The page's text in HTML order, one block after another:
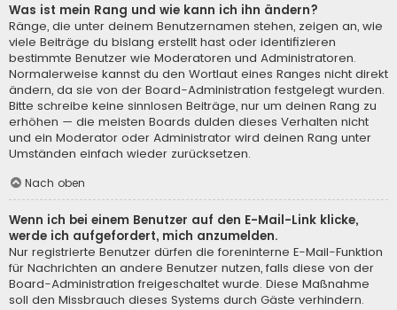
Was ist mein Rang und wie kann ich ihn ändern?
Ränge, die unter deinem Benutzernamen stehen, zeigen an, wie
viele Beiträge du bislang erstellt hast oder identifizieren
bestimmte Benutzer wie Moderatoren und Administratoren.
Normalerweise kannst du den Wortlaut eines Ranges nicht direkt
ändern, da sie von der Board-Administration festgelegt wurden.
Bitte schreibe keine sinnlosen Beiträge, nur um deinen Rang zu
erhöhen — die meisten Boards dulden dieses Verhalten nicht
und ein Moderator oder Administrator wird deinen Rang unter
Umständen einfach wieder zurücksetzen.
Nach oben
Wenn ich bei einem Benutzer auf den E-Mail-Link klicke,
werde ich aufgefordert, mich anzumelden.
Nur registrierte Benutzer dürfen die foreninterne E-Mail-Funktion
für Nachrichten an andere Benutzer nutzen, falls diese von der
Board-Administration freigeschaltet wurde. Diese Maßnahme
soll den Missbrauch dieses Systems durch Gäste verhindern.